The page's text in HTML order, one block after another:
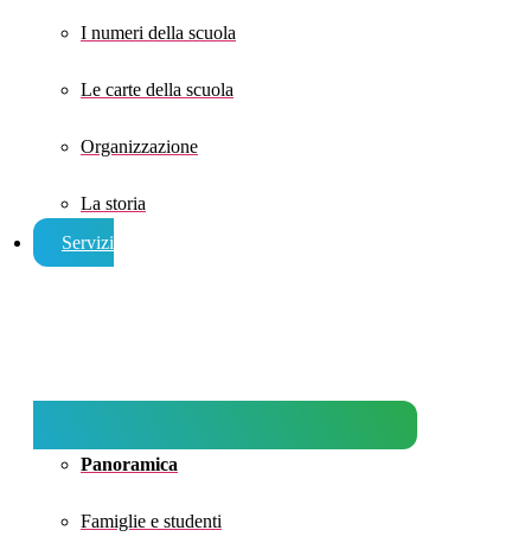
I numeri della scuola
Le carte della scuola
Organizzazione
La storia
Servizi
Panoramica
Famiglie e studenti